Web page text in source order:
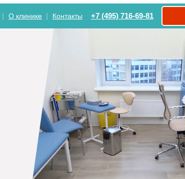
+7 (495) 716-69-81
О клинике Контакты
|
|